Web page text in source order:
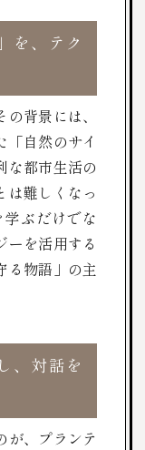
を、テク
背景には、
「自然のサイ
な都市生活の
は難しくなっ
ぶだけでな
ーを活用する
る物語」の主
、対話を
が、プランテ